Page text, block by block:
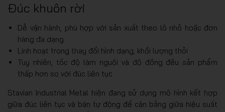
Đúc khuôn rời
Dễ vận hành, phù hợp với sản xuất theo lô nhỏ hoặc đơn
hàng đa dạng
Linh hoạt trong thay đổi hình dạng, khối lượng thỏi
Tuy nhiên, tốc độ làm nguội và độ đồng đều sản phẩm
thấp hơn so với đúc liên tục
Stavian Industrial Metal hiện đang sử dụng mô hình kết hợp
giữa đúc liên tục và bán tự động để cân bằng giữa hiệu suất